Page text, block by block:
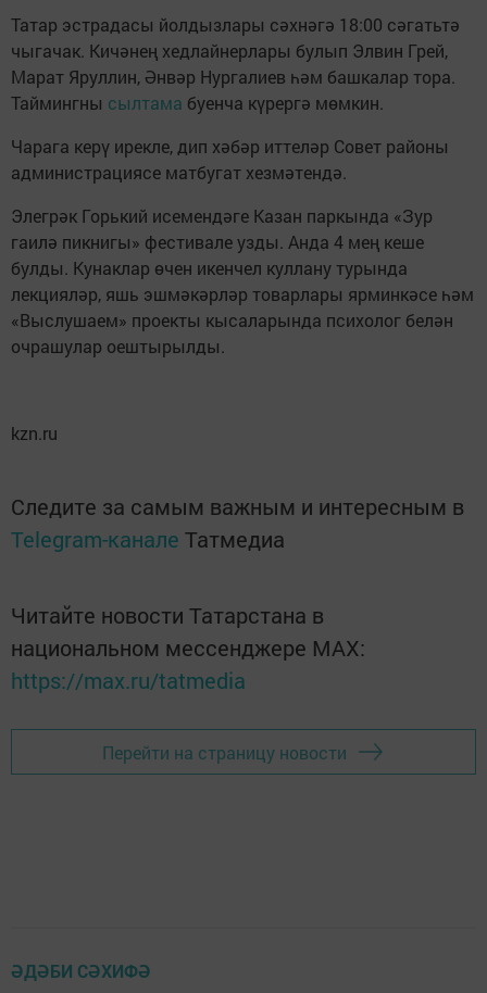
Татар эстрадасы йолдызлары сәхнәгә 18:00 сәгатьтә
чыгачак. Кичәнең хедлайнерлары булып Элвин Грей,
Марат Яруллин, Әнвәр Нургалиев һәм башкалар тора.
Таймингны сылтама буенча күрергә мөмкин.
Чарага керү ирекле, дип хәбәр иттеләр Совет районы
администрациясе матбугат хезмәтендә.
Элегрәк Горький исемендәге Казан паркында «Зур
гаилә пикнигы» фестивале узды. Анда 4 мең кеше
булды. Кунаклар өчен икенчел куллану турында
лекцияләр, яшь эшмәкәрләр товарлары ярминкәсе һәм
«Выслушаем» проекты кысаларында психолог белән
очрашулар оештырылды.
kzn.ru
Следите за самым важным и интересным в
Telegram-канале Татмедиа
Читайте новости Татарстана в
национальном мессенджере MАХ:
https://max.ru/tatmedia
Перейти на страницу новости
ӘДӘБИ СӘХИФӘ